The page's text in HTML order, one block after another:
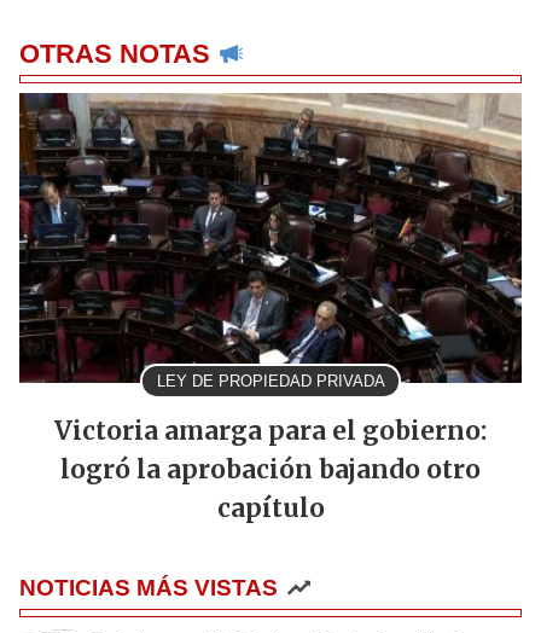
OTRAS NOTAS
LEY DE PROPIEDAD PRIVADA
Victoria amarga para el gobierno:
logró la aprobación bajando otro
capítulo
NOTICIAS MÁS VISTAS